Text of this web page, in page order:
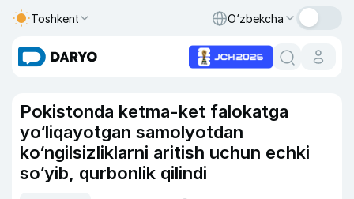
Toshkent O‘zbekcha
Pokistonda ketma-ket falokatga
yo‘liqayotgan samolyotdan
ko‘ngilsizliklarni aritish uchun echki
so‘yib, qurbonlik qilindi